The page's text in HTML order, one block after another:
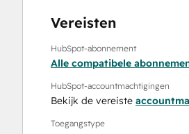
Vereisten
HubSpot-abonnement
Alle compatibele
HubSpot-accountmachtigingen
Bekijk de vereiste
Toegangstype